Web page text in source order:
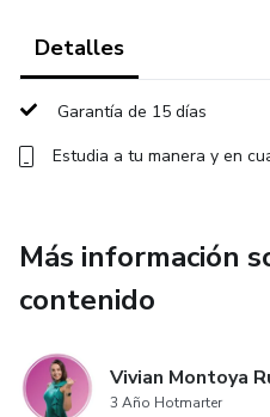
Para quienes crean contenido
textos, imágenes, narraciones
ChatGPT y quieren ir más
tiempo y recursos.
Cómo usar herramientas de
y video) para crear contenido
📦 CONTENIDO DEL CURSO:
Detalles
Garantía de 15 días
Estudia a tu manera y en
Más información
contenido
Vivian Montoya
3 Año Hotmarter